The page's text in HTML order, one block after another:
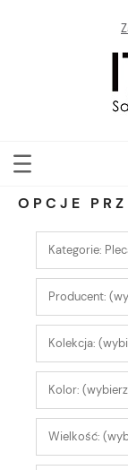
OPCJE
Kategorie:
Producent:
Kolekcja:
Kolor:
Wielkość: